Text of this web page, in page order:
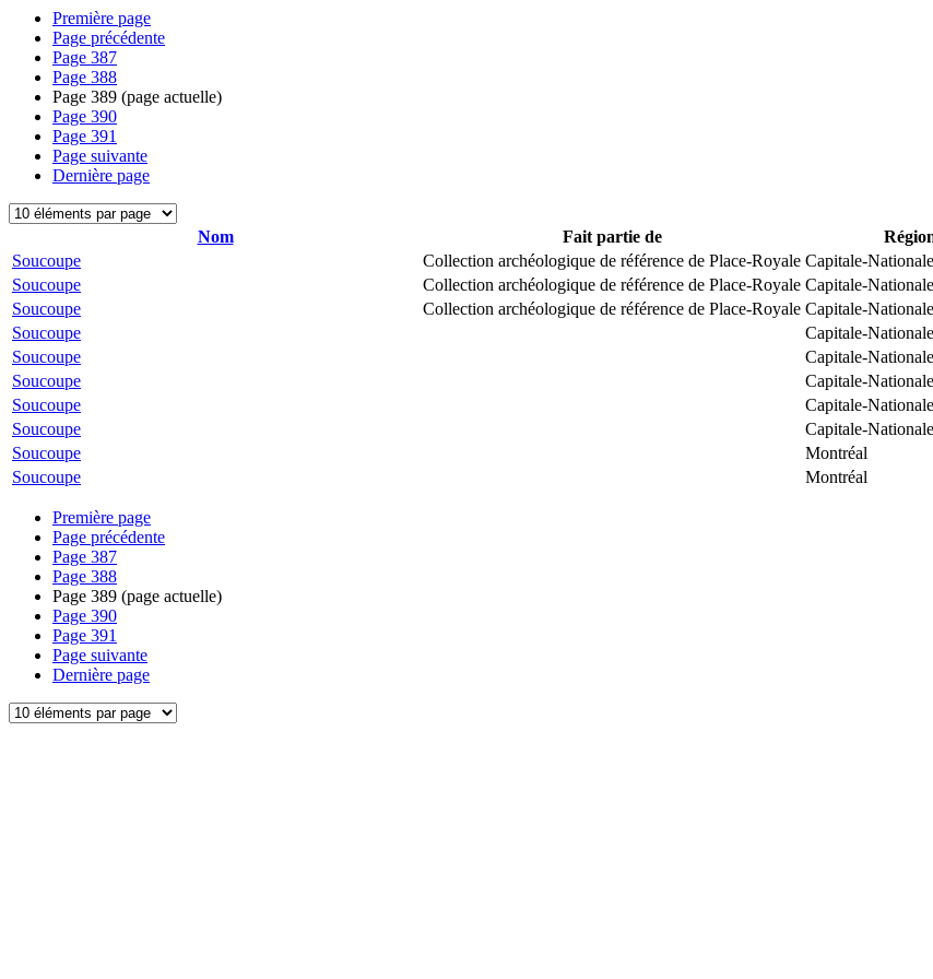
Première page
Page précédente
Page 387
Page 388
Page 389 (page actuelle)
Page 390
Page 391
Page suivante
Dernière page
Nom Fait partie de
Soucoupe
Collection archéologique de référence de Place-Royale Capitale-Nationale
Soucoupe
Collection archéologique de référence de Place-Royale Capitale-Nationale
Soucoupe
Collection archéologique de référence de Place-Royale Capitale-Nationale
Soucoupe
Capitale-Nationale
Soucoupe
Capitale-Nationale
Soucoupe
Capitale-Nationale
Soucoupe
Capitale-Nationale
Soucoupe
Capitale-Nationale
Soucoupe
Montréal
Soucoupe
Montréal
Première page
Page précédente
Page 387
Page 388
Page 389 (page actuelle)
Page 390
Page 391
Page suivante
Dernière page